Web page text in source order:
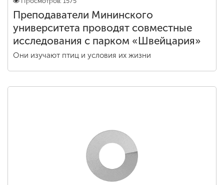
Преподаватели Мининского
университета проводят совместные
исследования с парком «Швейцария»
Они изучают птиц и условия их жизни